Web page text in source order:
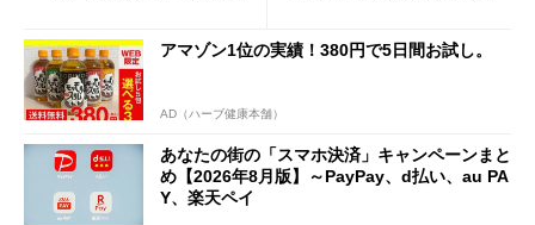
アマゾン1位の実績！380円で5日間お試し。
AD（ハーブ健康本舗）
あなたの街の「スマホ決済」キャンペーンまと
め【2026年8月版】～PayPay、d払い、au PA
Y、楽天ペイ